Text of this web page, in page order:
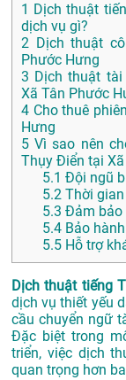
1 Dịch thuật
dịch vụ gì?
2 Dịch thuật
Phước Hưng
3 Dịch thuật
Xã Tân Phước
4 Cho thuê
Hưng
5 Vì sao nên
Thụy Điển tại
5.1 Đội ngũ
5.2 Thời
5.3 Đảm bảo
5.4 Bảo
5.5 Hỗ trợ
Dịch thuật tiếng
dịch vụ thiết yếu
cầu chuyển ngữ
Đặc biệt trong
triển, việc dịch
quan trọng hơn